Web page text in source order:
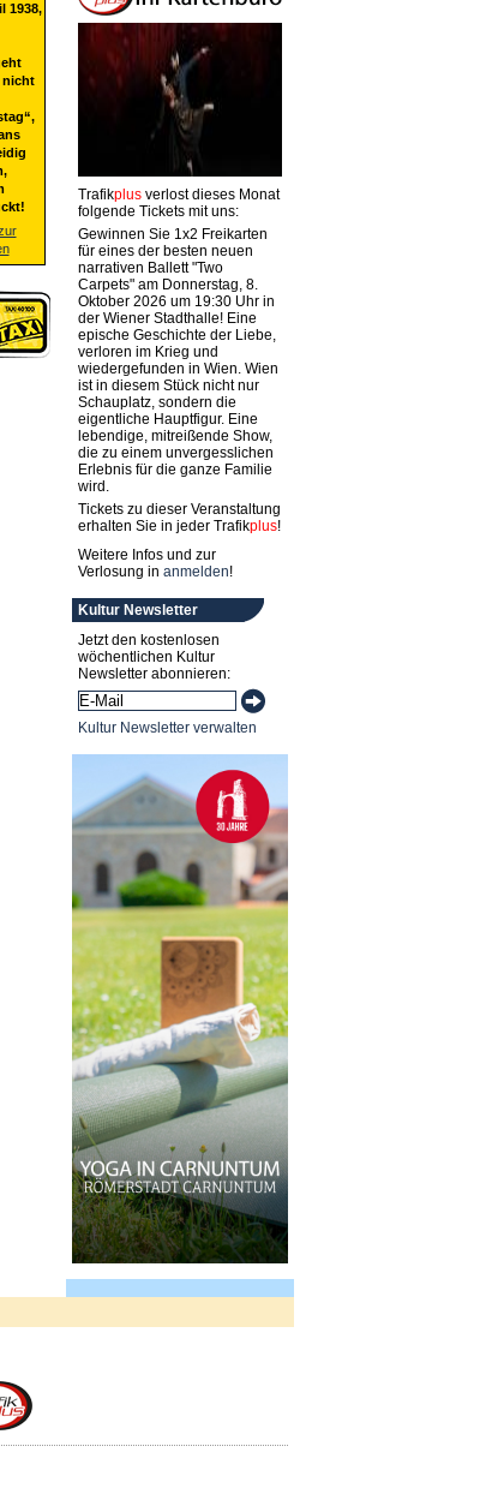
1938,
nicht
Trafikplusverlost dieses Monat
folgende Tickets mit uns:
Gewinnen Sie 1x2 Freikarten
für eines der besten neuen
narrativen Ballett "Two
Carpets" am Donnerstag, 8.
Oktober 2026 um 19:30 Uhr in
der Wiener Stadthalle! Eine
epische Geschichte der Liebe,
verloren im Krieg und
wiedergefunden in Wien. Wien
ist in diesem Stück nicht nur
Schauplatz, sondern die
eigentliche Hauptfigur. Eine
lebendige, mitreißende Show,
die zu einem unvergesslichen
Erlebnis für die ganze Familie
wird.
Tickets zu dieser Veranstaltung
erhalten Sie in jeder Trafikplus!
Weitere Infos und zur
Verlosung in anmelden!
Kultur Newsletter
Jetzt den kostenlosen
wöchentlichen Kultur
Newsletter abonnieren:
Kultur Newsletter verwalten